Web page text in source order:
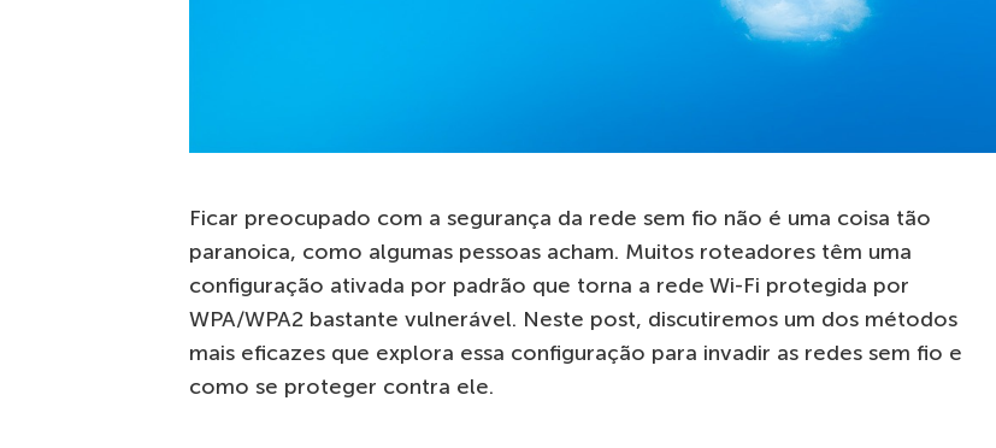
Ficar preocupado com a segurança da rede sem fio não é uma coisa tão
paranoica, como algumas pessoas acham. Muitos roteadores têm uma
configuração ativada por padrão que torna a rede Wi-Fi protegida por
WPA/WPA2 bastante vulnerável. Neste post, discutiremos um dos métodos
mais eficazes que explora essa configuração para invadir as redes sem fio e
como se proteger contra ele.